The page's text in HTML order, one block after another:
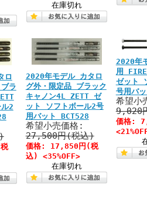
在庫切れ
ロ
ラ
2
2020年モデル カタロ
グ外・限定品 ブラック
キャノン4L ZETT ゼ
ット ソフトボール2号
用バット BCT528
希望小売価格:
27,500円(税込)
価格: 17,850円 (税
込) <35%OFF>
在庫切れ
2020年
用
ゼット
号用バ
希望小
9,020
価格: